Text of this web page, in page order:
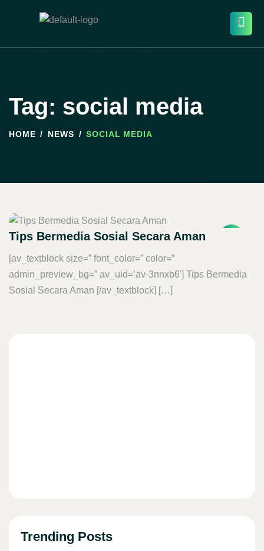
Tag: social media
HOME NEWS SOCIAL MEDIA
Tips Bermedia Sosial Secara Aman
[av_textblock size=” font_color=” color=”
admin_preview_bg=” av_uid=’av-3nnxb6′] Tips Bermedia
Sosial Secara Aman [/av_textblock] […]
Trending Posts